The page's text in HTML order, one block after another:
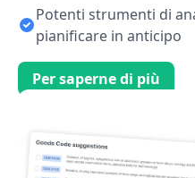
Potenti strumenti di
pianificare in anticipo
Per saperne di più